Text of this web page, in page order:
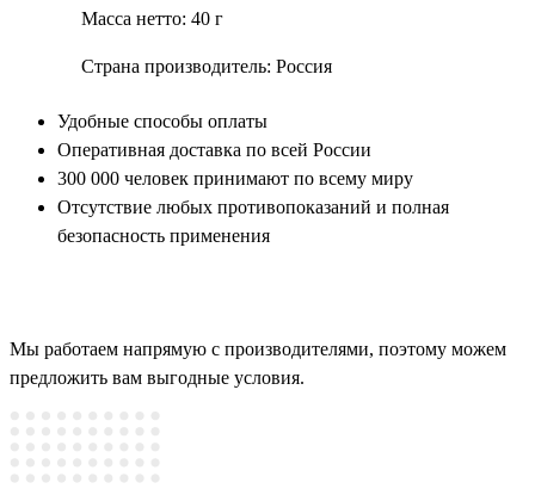
Масса нетто: 40 г
Страна производитель: Россия
Удобные способы оплаты
Оперативная доставка по всей России
300 000 человек принимают по всему миру
Отсутствие любых противопоказаний и полная
безопасность применения
Мы работаем напрямую с производителями, поэтому можем
предложить вам выгодные условия.